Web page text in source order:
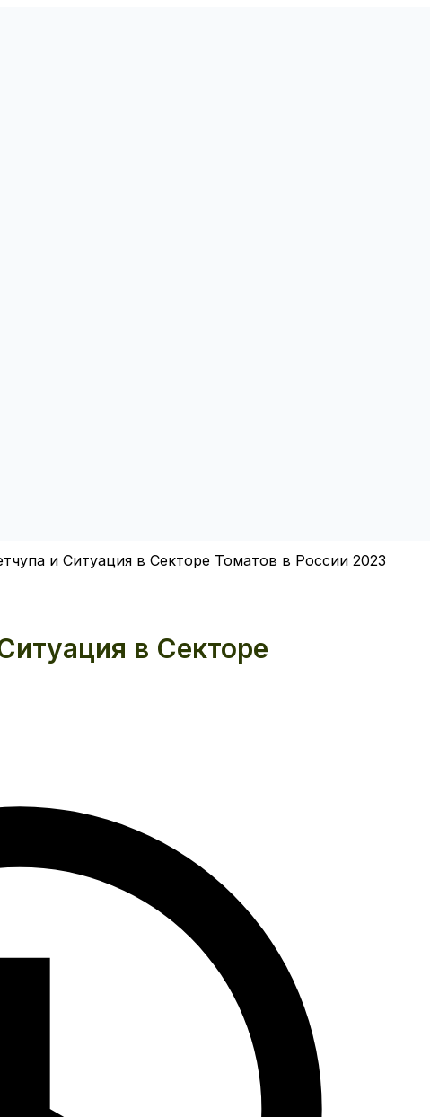
и Ситуация в Секторе Томатов в России 2023
в Секторе